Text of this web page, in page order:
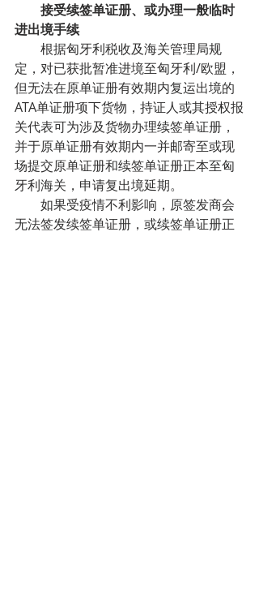
接受续签单证册、或办理一般临时
进出境手续
定，对已获批暂准进境至匈牙利/欧盟，
但无法在原单证册有效期内复运出境的
ATA单证册项下货物，持证人或其授权报
关代表可为涉及货物办理续签单证册，
并于原单证册有效期内一并邮寄至或现
场提交原单证册和续签单证册正本至匈
牙利海关，申请复出境延期。
无法签发续签单证册，或续签单证册正